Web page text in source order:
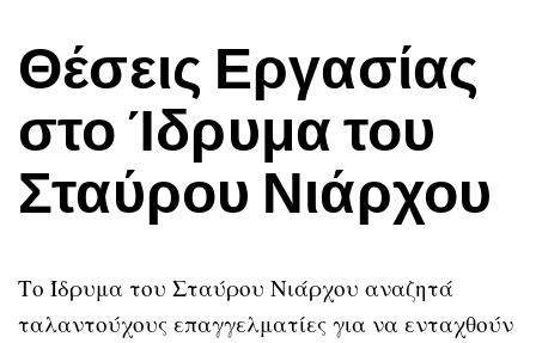
Θέσεις Εργασίας
στο Ίδρυμα του
Σταύρου Νιάρχου
Το Ίδρυμα του Σταύρου Νιάρχου αναζητά
ταλαντούχους επαγγελματίες για να ενταχθούν